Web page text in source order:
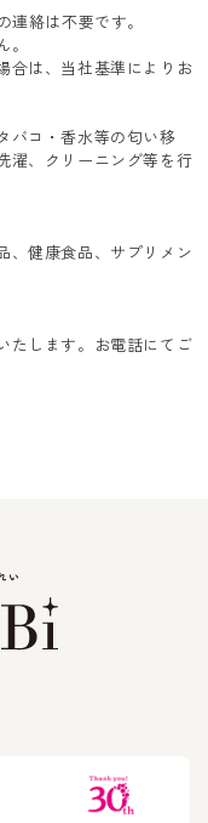
絡は不要です。
合は、当社基準によりお
バコ・香水等の匂い移
濯、クリーニング等を行
、健康食品、サプリメン
たします。お電話にてご